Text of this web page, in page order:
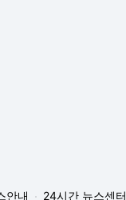
안내 24시간 뉴스센터